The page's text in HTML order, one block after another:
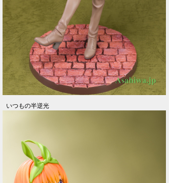
いつもの半逆光